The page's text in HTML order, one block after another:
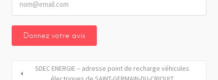
SDEC ENERGIE – adresse point de recharge véhicules